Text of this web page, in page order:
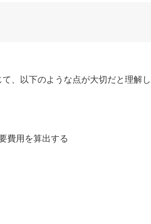
、以下のような点が大切だと理解し
費用を算出する